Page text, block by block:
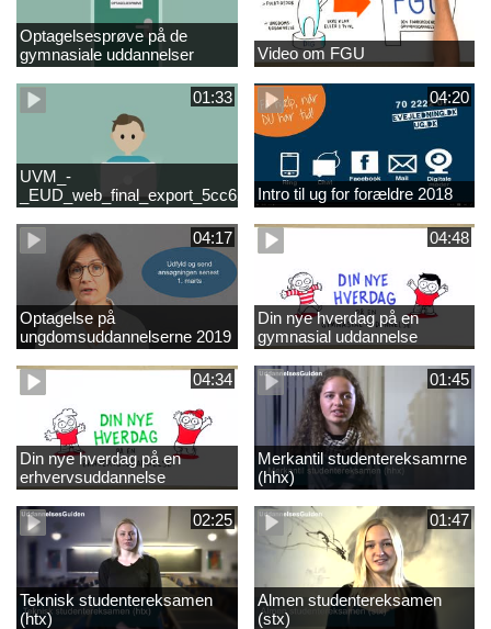
Optagelsesprøve på de
gymnasiale uddannelser
Video om FGU
01:33
UVM_-
04:20
Intro til ug for forældre 2018
04:17
Optagelse på
ungdomsuddannelserne 2019
04:48
Din nye hverdag på en
gymnasial uddannelse
04:34
Din nye hverdag på en
erhvervsuddannelse
01:45
Merkantil studentereksamrne
(hhx)
02:25
Teknisk studentereksamen
(htx)
01:47
Almen studentereksamen
(stx)